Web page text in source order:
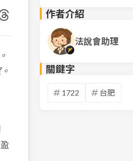
作者介紹
法說會助理
關鍵字
1722 台肥